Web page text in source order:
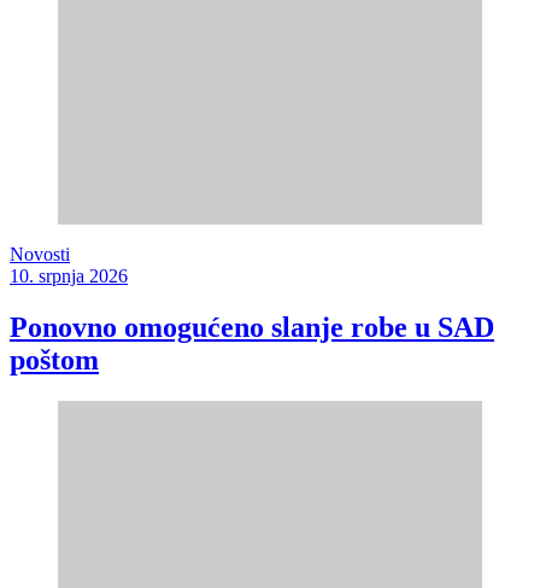
Novosti
10. srpnja 2026
Ponovno omogućeno slanje robe u SAD
poštom